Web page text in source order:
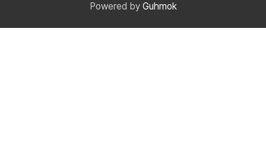
Powered by Guhmok